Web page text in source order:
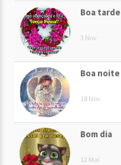
Boa tarde
3 Nov
Boa noite
18 Nov
Bom dia
12 Mai